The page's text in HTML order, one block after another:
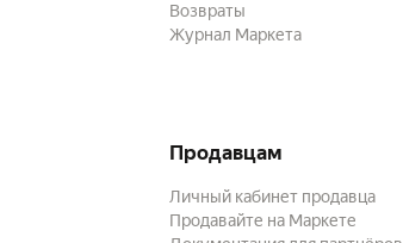
Возвраты
Журнал Маркета
Продавцам
Личный кабинет продавца
Продавайте на Маркете